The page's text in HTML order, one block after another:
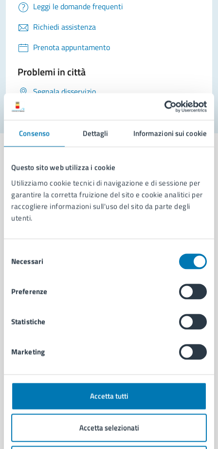
Consenso Dettagli Informazioni sui cookie
Questo sito web utilizza i cookie
Utilizziamo cookie tecnici di navigazione e di sessione per
garantire la corretta fruizione del sito e cookie analitici per
raccogliere informazioni sull'uso del sito da parte degli
utenti.
delNecessari
Preferenze
Statistiche
Marketing
Accetta tutti
Accetta selezionati
Leggi le domande frequenti
Richiedi assistenza
Prenota appuntamento
Problemi in città
Segnala disservizio
Comune di Napoli
AMMINISTRAZIONE
Uffici
Politici
Intranet, posta aziendale e protocollo
CATEGORIE DI SERVIZIO
Anagrafe e stato civile
Cultura e tempo libero
Documenti e certificati
Educazione e formazione
Giustizia e sicurezza pubblica